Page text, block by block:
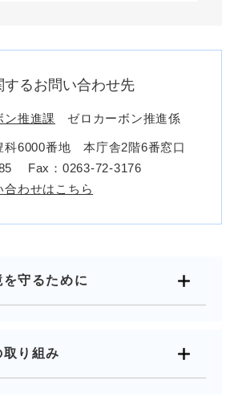
するお問い合わせ先
ン推進課 ゼロカーボン推進係
科6000番地 本庁舎2階6番窓口
Fax：0263-72-3176
合わせはこちら
守るために
り組み